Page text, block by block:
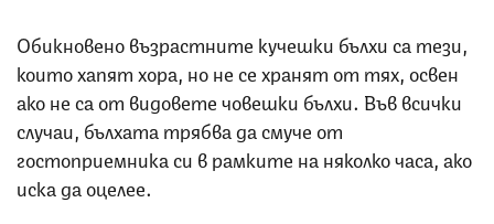
Обикновено възрастните кучешки бълхи са тези,
които хапят хора, но не се хранят от тях, освен
ако не са от видовете човешки бълхи. Във всички
случаи, бълхата трябва да смуче от
гостоприемника си в рамките на няколко часа, ако
иска да оцелее.